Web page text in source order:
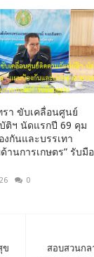
รา ขับเคลื่อนศูนย์
ติฯ นัดแรกปี 69 คุม
งกันและบรรเทา
านการเกษตร” รับมือ
0
สอบสวนกล
ข